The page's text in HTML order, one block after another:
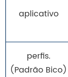
aplicativo
perfis.
(Padrão Bico)